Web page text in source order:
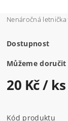
Nenáročná
Dostupnost
Můžeme doručit
20 Kč/ ks
Kód produktu